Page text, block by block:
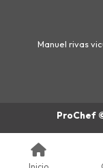
Manuel rivas
ProChef